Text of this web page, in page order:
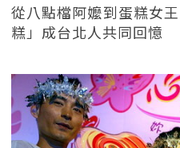
從八點檔阿嬤到蛋糕女
糕」成台北人共同回憶